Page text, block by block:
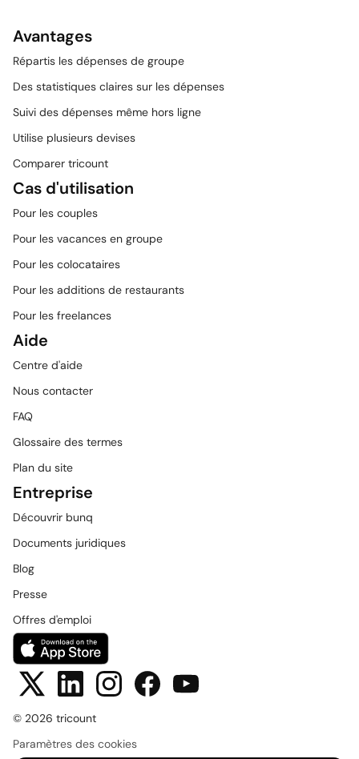
Avantages
Répartis les dépenses de groupe
Des statistiques claires sur les dépenses
Suivi des dépenses même hors ligne
Utilise plusieurs devises
Comparer tricount
Cas d'utilisation
Pour les couples
Pour les vacances en groupe
Pour les colocataires
Pour les additions de restaurants
Pour les freelances
Aide
Centre d'aide
Nous contacter
FAQ
Glossaire des termes
Plan du site
Entreprise
Découvrir bunq
Documents juridiques
Blog
Presse
Offres d'emploi
© 2026 tricount
Paramètres des cookies